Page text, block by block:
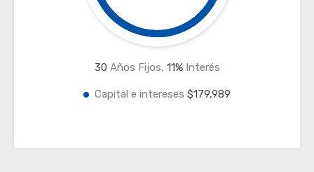
30 Años Fijos, 11%Interés
Capital e intereses $179,989